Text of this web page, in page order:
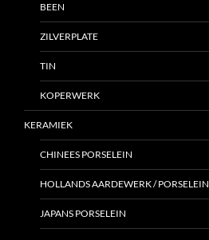
BEEN
ZILVERPLATE
TIN
KOPERWERK
KERAMIEK
CHINEES PORSELEIN
HOLLANDS AARDEWERK / PORSELEIN
JAPANS PORSELEIN